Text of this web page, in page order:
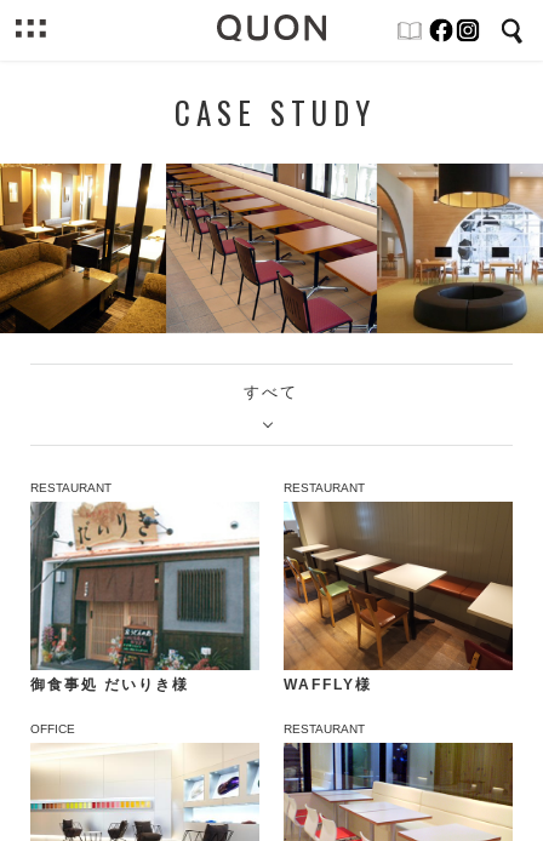
CASE STUDY
すべて
御食事処 だいりき様
RESTAURANT
WAFFLY様
RESTAURANT
OFFICE RESTAURANT